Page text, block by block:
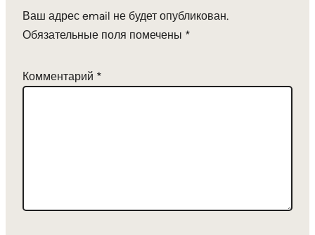
Ваш адрес email не будет опубликован.
Обязательные поля помечены *
Комментарий *